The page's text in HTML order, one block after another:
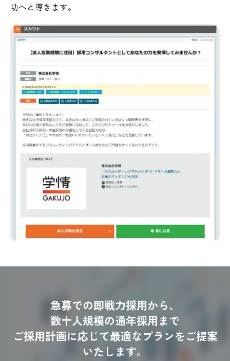
功へと導きます。
急募での即戦力採用から、
数十人規模の通年採用まで
ご採用計画に応じて最適なプランをご提案
いたします。